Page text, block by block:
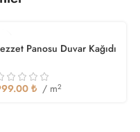
Panosu Duvar Kağıdı
₺ / m2